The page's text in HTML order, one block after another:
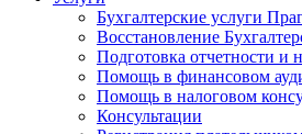
Бухгалтерские услуги
Восстановление
Подготовка отчетности и
Помощь в финансовом
Помощь в налоговом
Консультации